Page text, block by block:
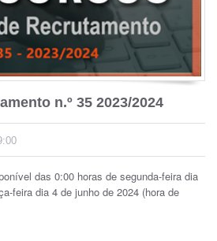
n.º 35 2023/2024
das 0:00 horas de segunda-feira dia
feira dia 4 de junho de 2024 (hora de